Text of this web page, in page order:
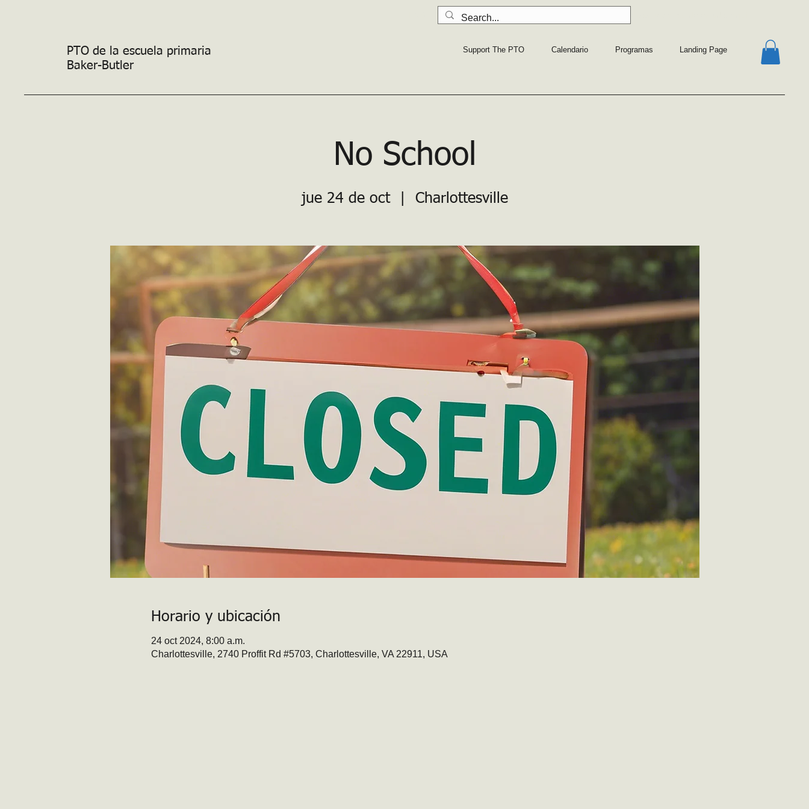
PTO de la escuela primaria
Baker-Butler
Support The PTO Calendario Programas Landing Page
LA SEGURIDAD PRIMERO: Lea todo sobre nuestros protocolos y planes de estudio
No School
jue 24 de oct
  |
Charlottesville
Horario y ubicación
24 oct 2024, 8:00 a.m.
Charlottesville, 2740 Proffit Rd #5703, Charlottesville, VA 22911, USA